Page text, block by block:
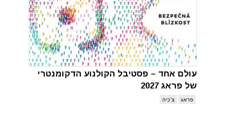
עולם אחד – פסטיבל הקולנוע הדקומנטרי
של פראג 2027
פראג צ'כיה